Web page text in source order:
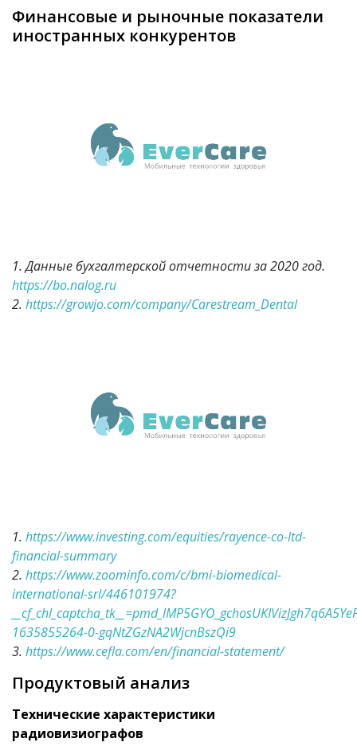
Финансовые и рыночные показатели
иностранных конкурентов
1. Данные бухгалтерской отчетности за 2020 год.
https://bo.nalog.ru
2. https://growjo.com/company/Carestream_Dental
1. https://www.investing.com/equities/rayence-co-ltd-
financial-summary
2. https://www.zoominfo.com/c/bmi-biomedical-
international-srl/446101974?
1635855264-0-gqNtZGzNA2WjcnBszQi9
3. https://www.cefla.com/en/financial-statement/
Продуктовый анализ
Технические характеристики
радиовизиографов